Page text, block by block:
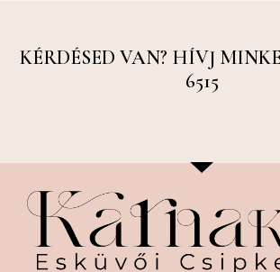
KÉRDÉSED VAN? HÍVJ
6515